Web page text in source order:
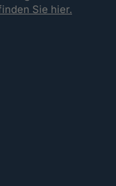
Sie hier.